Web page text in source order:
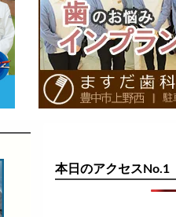
本日のアクセスNo.1